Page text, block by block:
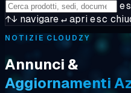
↑↓ navigare↵apriesc
NOTIZIE CLOUDZY
Annunci &
Aggiornamenti